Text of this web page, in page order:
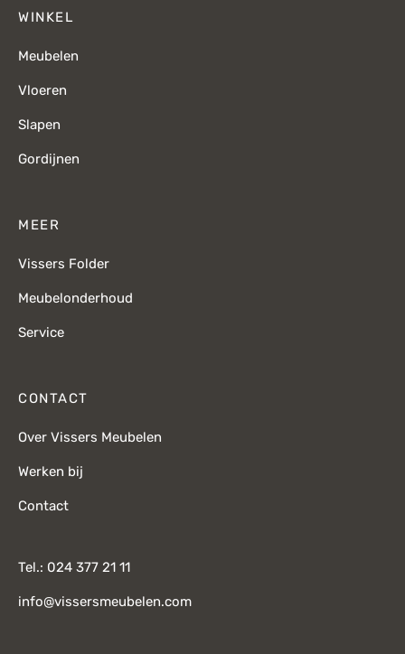
WINKEL
Meubelen
Vloeren
Slapen
Gordijnen
MEER
Vissers Folder
Meubelonderhoud
Service
CONTACT
Over Vissers Meubelen
Werken bij
Contact
Tel.: 024 377 21 11
info@vissersmeubelen.com